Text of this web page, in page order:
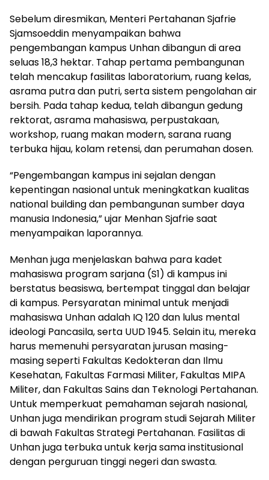
Sebelum diresmikan, Menteri Pertahanan Sjafrie
Sjamsoeddin menyampaikan bahwa
pengembangan kampus Unhan dibangun di area
seluas 18,3 hektar. Tahap pertama pembangunan
telah mencakup fasilitas laboratorium, ruang kelas,
asrama putra dan putri, serta sistem pengolahan air
bersih. Pada tahap kedua, telah dibangun gedung
rektorat, asrama mahasiswa, perpustakaan,
workshop, ruang makan modern, sarana ruang
terbuka hijau, kolam retensi, dan perumahan dosen.
“Pengembangan kampus ini sejalan dengan
kepentingan nasional untuk meningkatkan kualitas
national building dan pembangunan sumber daya
manusia Indonesia,” ujar Menhan Sjafrie saat
menyampaikan laporannya.
Menhan juga menjelaskan bahwa para kadet
mahasiswa program sarjana (S1) di kampus ini
berstatus beasiswa, bertempat tinggal dan belajar
di kampus. Persyaratan minimal untuk menjadi
mahasiswa Unhan adalah IQ 120 dan lulus mental
ideologi Pancasila, serta UUD 1945. Selain itu, mereka
harus memenuhi persyaratan jurusan masing-
masing seperti Fakultas Kedokteran dan Ilmu
Kesehatan, Fakultas Farmasi Militer, Fakultas MIPA
Militer, dan Fakultas Sains dan Teknologi Pertahanan.
Untuk memperkuat pemahaman sejarah nasional,
Unhan juga mendirikan program studi Sejarah Militer
di bawah Fakultas Strategi Pertahanan. Fasilitas di
Unhan juga terbuka untuk kerja sama institusional
dengan perguruan tinggi negeri dan swasta.